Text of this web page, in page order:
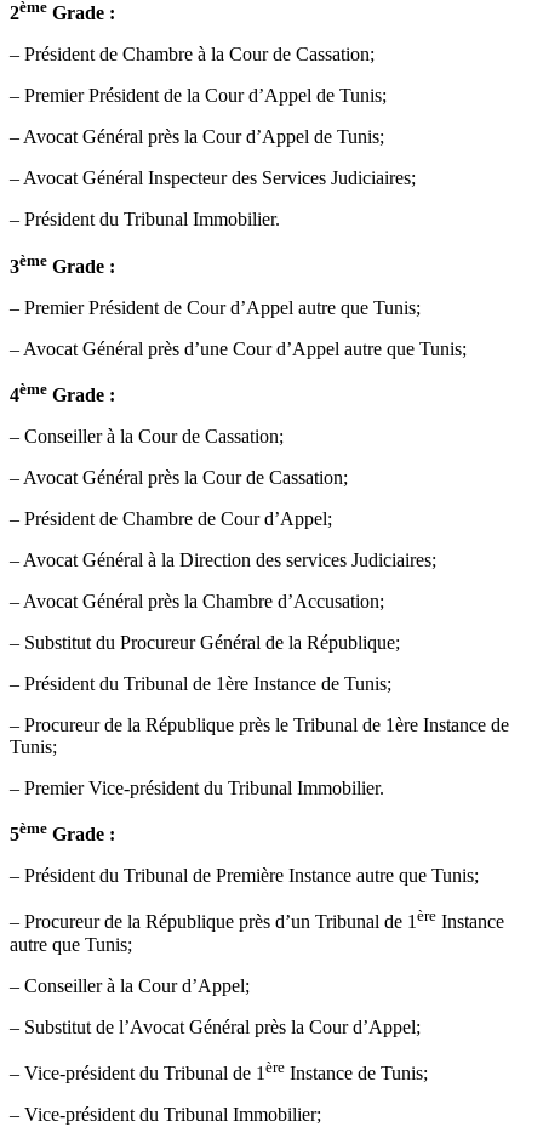
2ème Grade :
– Président de Chambre à la Cour de Cassation;
– Premier Président de la Cour d’Appel de Tunis;
– Avocat Général près la Cour d’Appel de Tunis;
– Avocat Général Inspecteur des Services Judiciaires;
– Président du Tribunal Immobilier.
3ème Grade :
– Premier Président de Cour d’Appel autre que Tunis;
– Avocat Général près d’une Cour d’Appel autre que Tunis;
4ème Grade :
– Conseiller à la Cour de Cassation;
– Avocat Général près la Cour de Cassation;
– Président de Chambre de Cour d’Appel;
– Avocat Général à la Direction des services Judiciaires;
– Avocat Général près la Chambre d’Accusation;
– Substitut du Procureur Général de la République;
– Président du Tribunal de 1ère Instance de Tunis;
– Procureur de la République près le Tribunal de 1ère Instance de
Tunis;
– Premier Vice-président du Tribunal Immobilier.
5ème Grade :
– Président du Tribunal de Première Instance autre que Tunis;
– Procureur de la République près d’un Tribunal de 1ère Instance
autre que Tunis;
– Conseiller à la Cour d’Appel;
– Substitut de l’Avocat Général près la Cour d’Appel;
– Vice-président du Tribunal de 1 ère Instance de Tunis;
– Vice-président du Tribunal Immobilier;